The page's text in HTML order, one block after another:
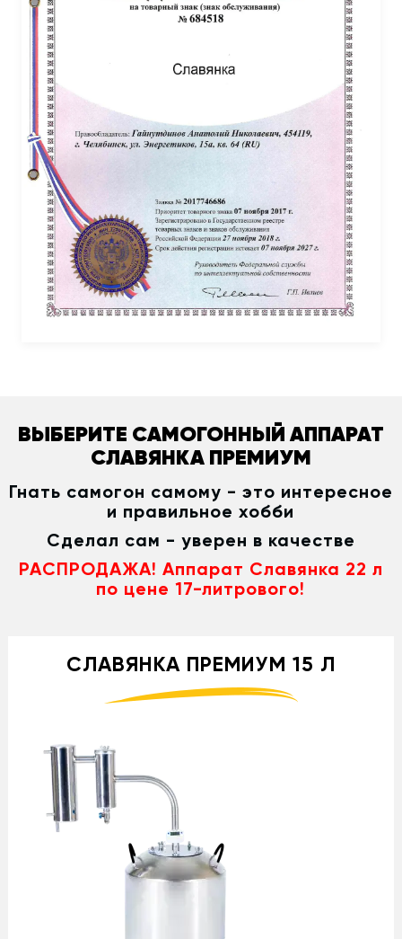
ВЫБЕРИТЕ САМОГОННЫЙ АППАРАТ
СЛАВЯНКА ПРЕМИУМ
Гнать самогон самому - это интересное
и правильное хобби
Сделал сам - уверен в качестве
РАСПРОДАЖА! Аппарат Славянка 22 л
по цене 17-литрового!
СЛАВЯНКА ПРЕМИУМ 15 Л